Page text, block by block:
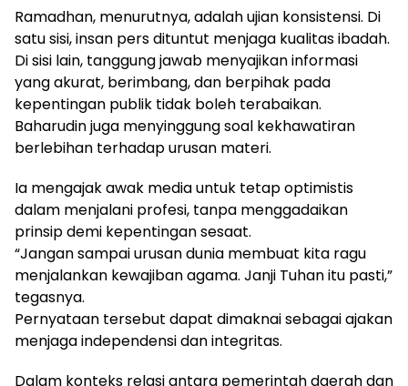
Ramadhan, menurutnya, adalah ujian konsistensi. Di
satu sisi, insan pers dituntut menjaga kualitas ibadah.
Di sisi lain, tanggung jawab menyajikan informasi
yang akurat, berimbang, dan berpihak pada
kepentingan publik tidak boleh terabaikan.
Baharudin juga menyinggung soal kekhawatiran
berlebihan terhadap urusan materi.
Ia mengajak awak media untuk tetap optimistis
dalam menjalani profesi, tanpa menggadaikan
prinsip demi kepentingan sesaat.
“Jangan sampai urusan dunia membuat kita ragu
menjalankan kewajiban agama. Janji Tuhan itu pasti,”
tegasnya.
Pernyataan tersebut dapat dimaknai sebagai ajakan
menjaga independensi dan integritas.
Dalam konteks relasi antara pemerintah daerah dan